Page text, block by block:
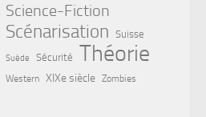
Science-Fiction
Scénarisation Suisse
Suède Sécurité Théorie
Western XIXe siècle Zombies